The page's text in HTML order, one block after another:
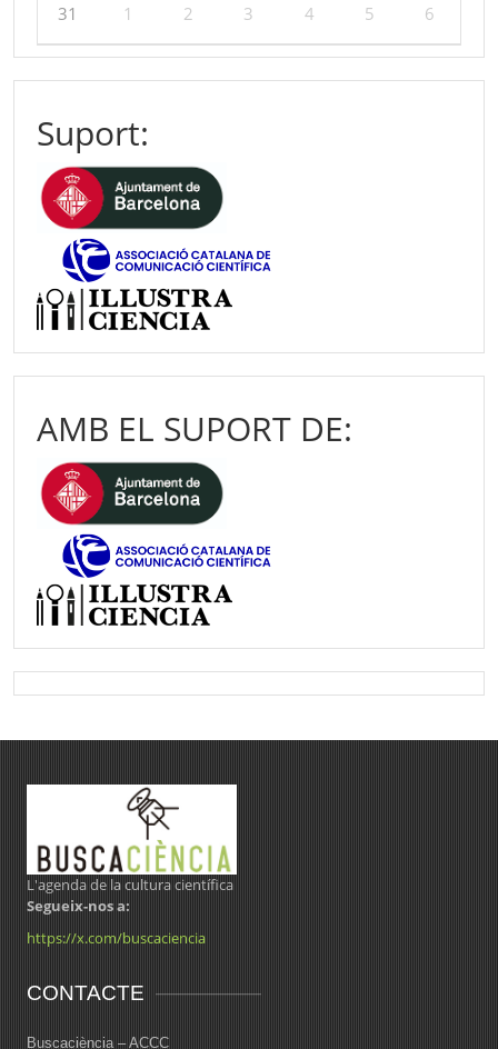
31 1 2 3 4 5 6
Suport:
AMB EL SUPORT DE:
L'agenda de la cultura científica
Segueix-nos a:
https://x.com/buscaciencia
CONTACTE
Buscaciència – ACCC